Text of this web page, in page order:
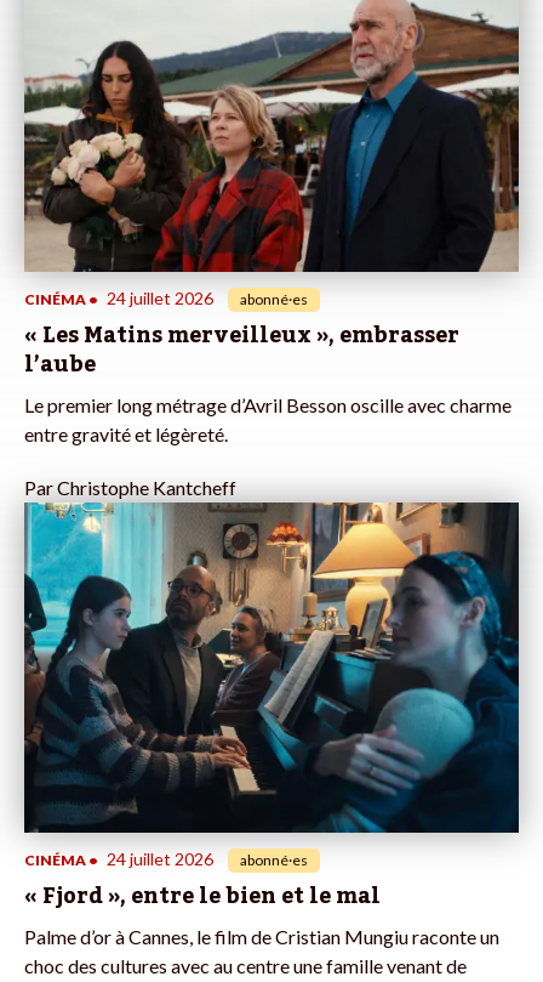
CINÉMA • 24 juillet 2026 abonné·es
« Les Matins merveilleux », embrasser
l’aube
Le premier long métrage d’Avril Besson oscille avec charme
entre gravité et légèreté.
ParChristophe Kantcheff
CINÉMA • 24 juillet 2026 abonné·es
« Fjord », entre le bien et le mal
Palme d’or à Cannes, le film de Cristian Mungiu raconte un
choc des cultures avec au centre une famille venant de